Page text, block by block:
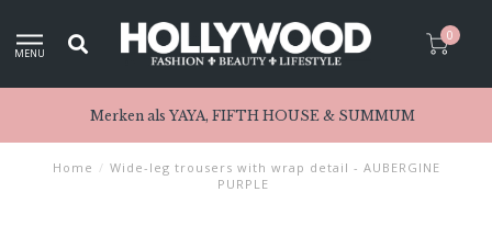
MENU
0
Merken als YAYA, FIFTH HOUSE & SUMMUM
Home / Wide-leg trousers with wrap detail - AUBERGINE
PURPLE